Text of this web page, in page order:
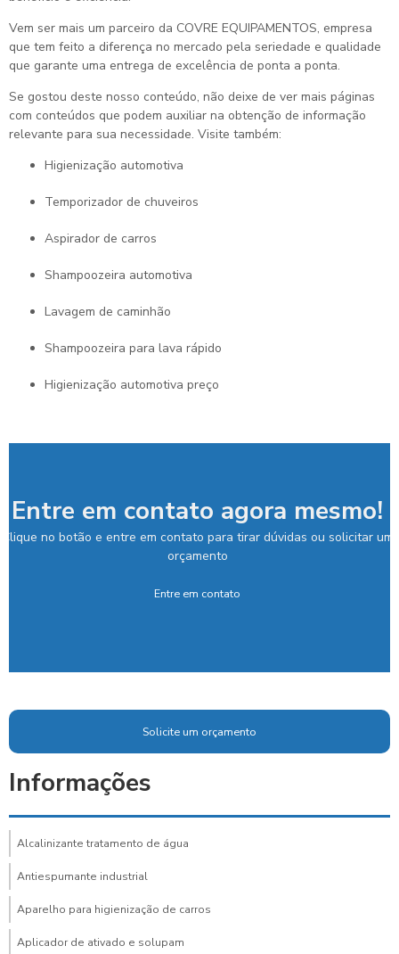
Vem ser mais um parceiro da COVRE EQUIPAMENTOS, empresa
que tem feito a diferença no mercado pela seriedade e qualidade
que garante uma entrega de excelência de ponta a ponta.
Se gostou deste nosso conteúdo, não deixe de ver mais páginas
com conteúdos que podem auxiliar na obtenção de informação
relevante para sua necessidade. Visite também:
higienização automotiva
temporizador de chuveiros
aspirador de carros
shampoozeira automotiva
lavagem de caminhão
shampoozeira para lava rápido
higienização automotiva preço
Entre em contato agora mesmo!
Clique no botão e entre em contato para tirar dúvidas ou solicitar um
orçamento
Entre em contato
Solicite um orçamento
Informações
Alcalinizante tratamento de água
Antiespumante industrial
Aparelho para higienização de carros
Aplicador de ativado e solupam